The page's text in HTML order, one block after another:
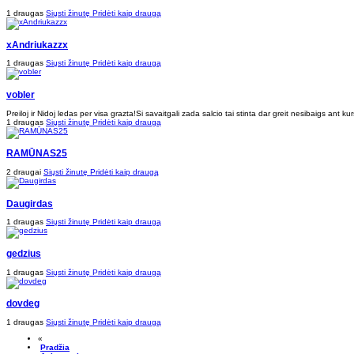
1 draugas Siųsti žinutę Pridėti kaip draugą
xAndriukazzx
1 draugas Siųsti žinutę Pridėti kaip draugą
vobler
Preiloj ir Nidoj ledas per visa grazta!Si savaitgali zada salcio tai stinta dar greit nesibaigs ant
1 draugas Siųsti žinutę Pridėti kaip draugą
RAMŪNAS25
2 draugai Siųsti žinutę Pridėti kaip draugą
Daugirdas
1 draugas Siųsti žinutę Pridėti kaip draugą
gedzius
1 draugas Siųsti žinutę Pridėti kaip draugą
dovdeg
1 draugas Siųsti žinutę Pridėti kaip draugą
«
Pradžia